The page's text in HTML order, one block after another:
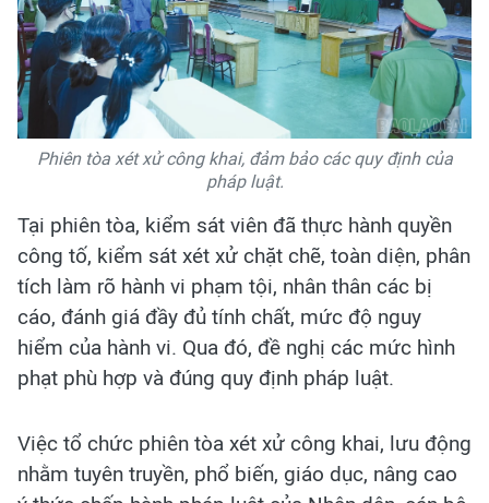
Phiên tòa xét xử công khai, đảm bảo các quy định của
pháp luật.
Tại phiên tòa, kiểm sát viên đã thực hành quyền
công tố, kiểm sát xét xử chặt chẽ, toàn diện, phân
tích làm rõ hành vi phạm tội, nhân thân các bị
cáo, đánh giá đầy đủ tính chất, mức độ nguy
hiểm của hành vi. Qua đó, đề nghị các mức hình
phạt phù hợp và đúng quy định pháp luật.
Việc tổ chức phiên tòa xét xử công khai, lưu động
nhằm tuyên truyền, phổ biến, giáo dục, nâng cao